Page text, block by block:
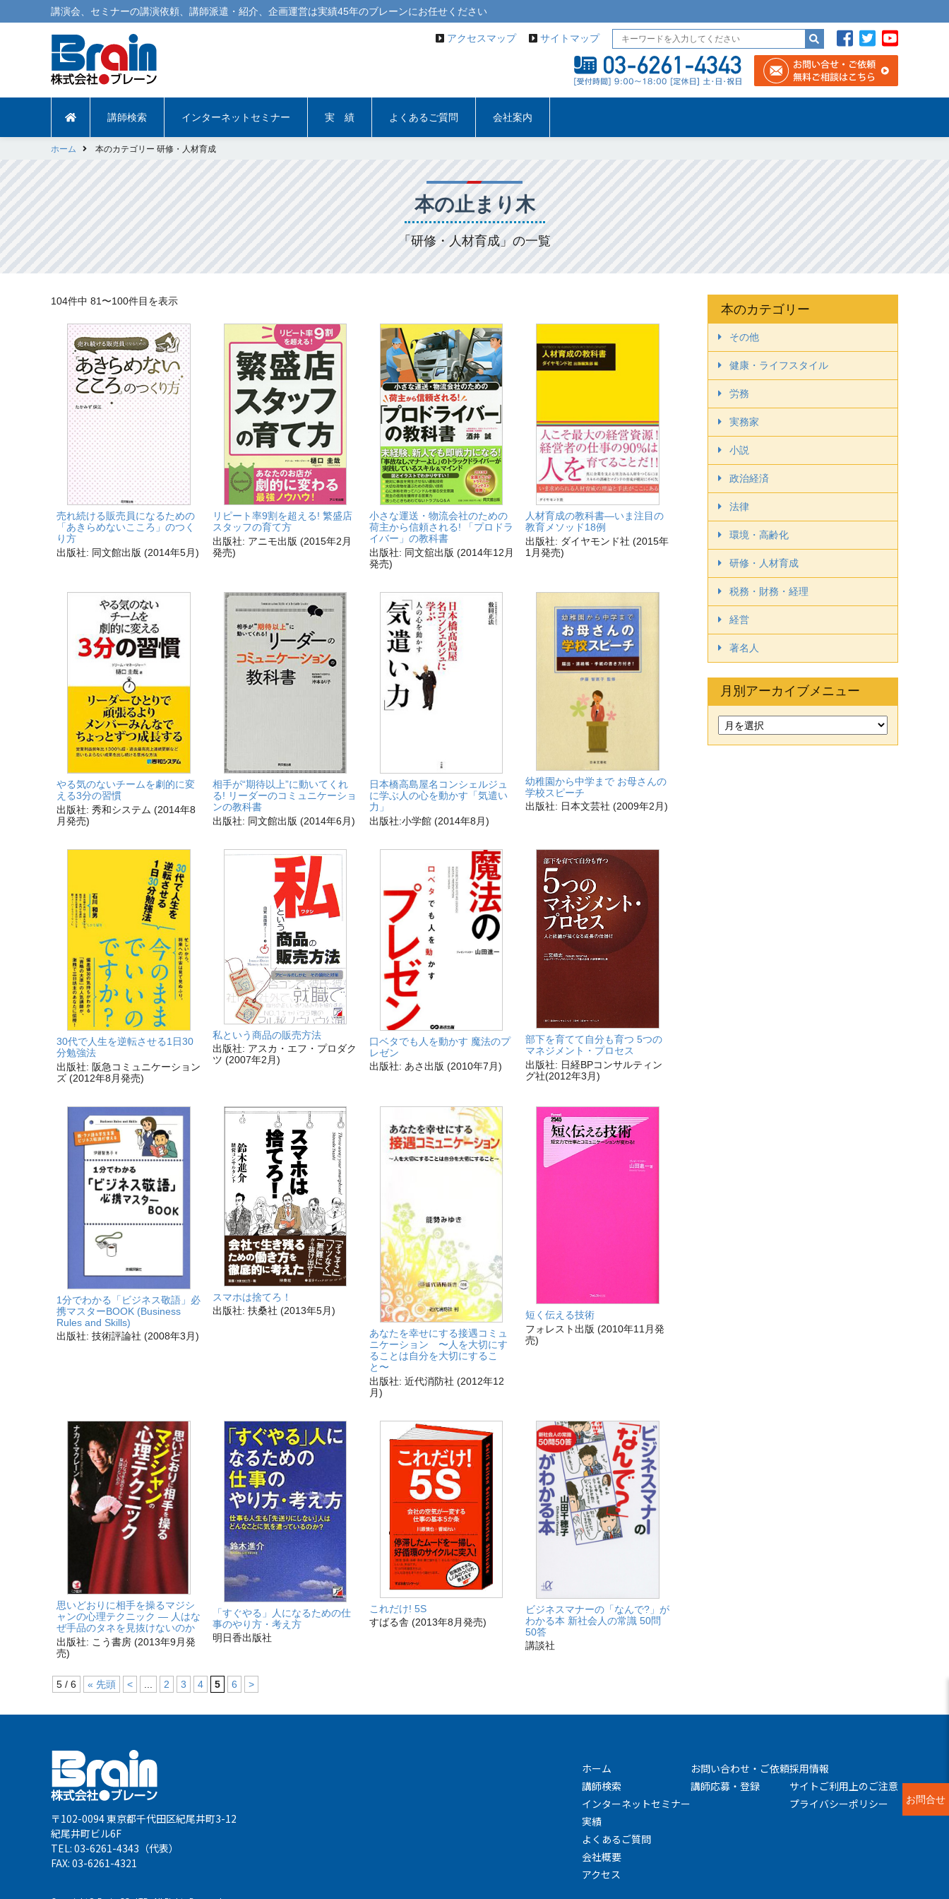
講演会 セミナーの講演依頼 講師派遣 ・紹介、企画運営は実績45年のブレーンにお任せください
アクセスマップ サイトマップ
講師検索 インターネットセミナー 実 績 よくあるご質問 会社案内
ホーム 本のカテゴリー 研修・人材育成
本の止まり木
「研修・人材育成」の一覧
104件中 81〜100件目を表示
売れ続ける販売員になるための
「あきらめないこころ」のつく
り方
出版社: 同文館出版 (2014年5月)
リピート率9割を超える! 繁盛店
スタッフの育て方
出版社: アニモ出版 (2015年2月
発売)
小さな運送・物流会社のための
荷主から信頼される! 「プロドラ
イバー」の教科書
出版社: 同文舘出版 (2014年12月
発売)
人材育成の教科書—いま注目の
教育メソッド18例
出版社: ダイヤモンド社 (2015年
1月発売)
やる気のないチームを劇的に変
える3分の習慣
出版社: 秀和システム (2014年8
月発売)
相手が“期待以上”に動いてくれ
る! リーダーのコミュニケーショ
ンの教科書
出版社: 同文館出版 (2014年6月)
日本橋高島屋名コンシェルジュ
に学ぶ人の心を動かす「気遣い
力」
出版社:小学館 (2014年8月)
幼稚園から中学まで お母さんの
学校スピーチ
出版社: 日本文芸社 (2009年2月)
30代で人生を逆転させる1日30
分勉強法
出版社: 阪急コミュニケーション
ズ (2012年8月発売)
私という商品の販売方法
出版社: アスカ・エフ・プロダク
ツ (2007年2月)
口ベタでも人を動かす 魔法のプ
レゼン
出版社: あさ出版 (2010年7月)
部下を育てて自分も育つ 5つの
マネジメント・プロセス
出版社: 日経BPコンサルティン
グ社(2012年3月)
1分でわかる「ビジネス敬語」必
携マスターBOOK (Business
Rules and Skills)
出版社: 技術評論社 (2008年3月)
スマホは捨てろ！
出版社: 扶桑社 (2013年5月)
あなたを幸せにする接遇コミュ
ニケーション 〜人を大切にす
ることは自分を大切にするこ
と〜
出版社: 近代消防社 (2012年12
月)
短く伝える技術
フォレスト出版 (2010年11月発
売)
思いどおりに相手を操るマジシ
ャンの心理テクニック ― 人はな
ぜ手品のタネを見抜けないのか
出版社: こう書房 (2013年9月発
売)
「すぐやる」人になるための仕
事のやり方・考え方
明日香出版社
これだけ! 5S
すばる舎 (2013年8月発売)
ビジネスマナーの「なんで?」が
わかる本 新社会人の常識 50問
50答
講談社
5 / 6 « 先頭 < 2 3 4 5 6 >
本のカテゴリー
その他
健康・ライフスタイル
労務
実務家
小説
政治経済
法律
環境・高齢化
研修・人材育成
税務・財務・経理
経営
著名人
月別アーカイブメニュー
〒102-0094 東京都千代田区紀尾井町3-12
紀尾井町ビル6F
TEL: 03-6261-4343（代表）
FAX: 03-6261-4321
ホーム
講師検索
インターネットセミナー
実績
よくあるご質問
会社概要
アクセス
お問い合わせ・ご依頼
講師応募・登録
採用情報
サイトご利用上のご注意
プライバシーポリシー
お問合せ